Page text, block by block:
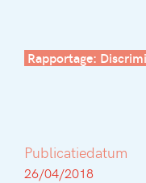
Rapportage:
Publicatiedatum
26/04/2018